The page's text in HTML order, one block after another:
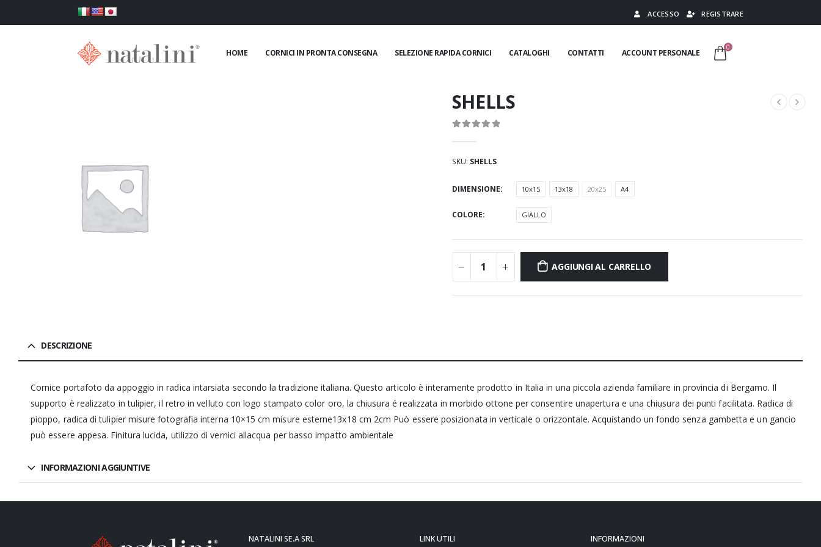
ACCESSO REGISTRARE
HOME CORNICI IN PRONTA CONSEGNA SELEZIONE RAPIDA CORNICI CATALOGHI CONTATTI ACCOUNT PERSONALE
0
SHELLS
SKU: SHELLS
DIMENSIONE 10x15 13x18 20x25 A4
COLORE GIALLO
AGGIUNGI AL CARRELLO
DESCRIZIONE
Cornice portafoto da appoggio in radica intarsiata secondo la tradizione italiana. Questo articolo è interamente prodotto in Italia in una piccola azienda familiare in provincia di Bergamo. Il
supporto è realizzato in tulipier, il retro in velluto con logo stampato color oro, la chiusura é realizzata in morbido ottone per consentire unapertura e una chiusura dei punti facilitata. Radica di
pioppo, radica di tulipier misure fotografia interna 10×15 cm misure esterne13x18 cm 2cm Può essere posizionata in verticale o orizzontale. Acquistando un fondo senza gambetta e un gancio
può essere appesa. Finitura lucida, utilizzo di vernici allacqua per basso impatto ambientale
INFORMAZIONI AGGIUNTIVE
NATALINI SE.A SRL LINK UTILI INFORMAZIONI